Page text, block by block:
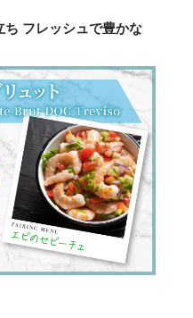
ち フレッシュで豊かな